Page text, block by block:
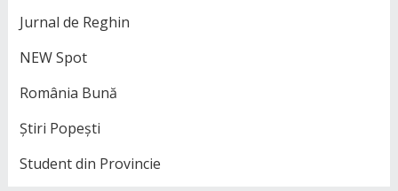
Jurnal de Reghin
NEW Spot
România Bună
Știri Popești
Student din Provincie